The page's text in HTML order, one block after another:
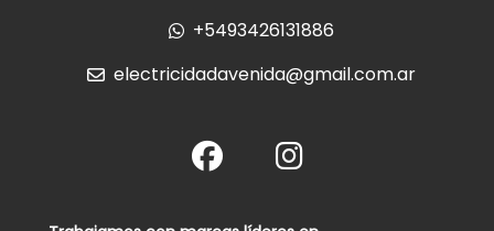
+5493426131886
electricidadavenida@gmail.com.ar